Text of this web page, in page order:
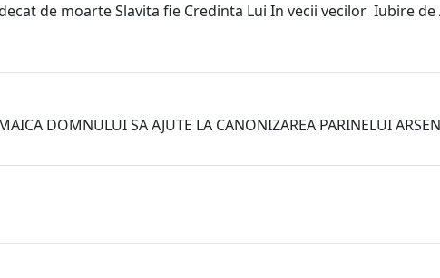
de moarte Slavita fie Credinta Lui In vecii vecilor Iubire de
DOMNULUI SA AJUTE LA CANONIZAREA PARINELUI